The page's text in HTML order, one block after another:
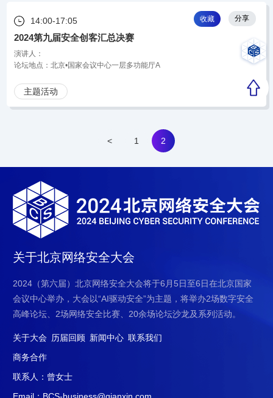
14:00-17:05
2024第九届安全创客汇总决赛
演讲人：
论坛地点：北京•国家会议中心一层多功能厅A
主题活动
收藏 分享
< 1 2
关于北京网络安全大会
2024（第六届）北京网络安全大会将于6月5日至6日在北京国家
会议中心举办，大会以“AI驱动安全”为主题，将举办2场数字安全
高峰论坛、2场网络安全比赛、20余场论坛沙龙及系列活动。
关于大会 历届回顾 新闻中心 联系我们
商务合作
联系人：曾女士
Email：BCS-business@qianxin.com